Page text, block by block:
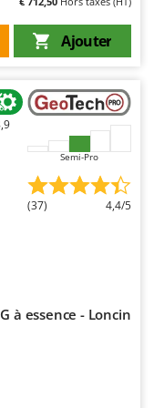
pour tracteur
Ajouter
Semi-Pro
(37) 4,4/5
à essence - Loncin